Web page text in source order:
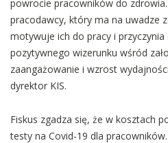
powrocie pracowników do
pracodawcy, który ma na uwadze
motywuje ich do pracy i
pozytywnego wizerunku wśród
zaangażowanie i wzrost
dyrektor KIS.
Fiskus zgadza się, że w kosztach
testy na Covid-19 dla